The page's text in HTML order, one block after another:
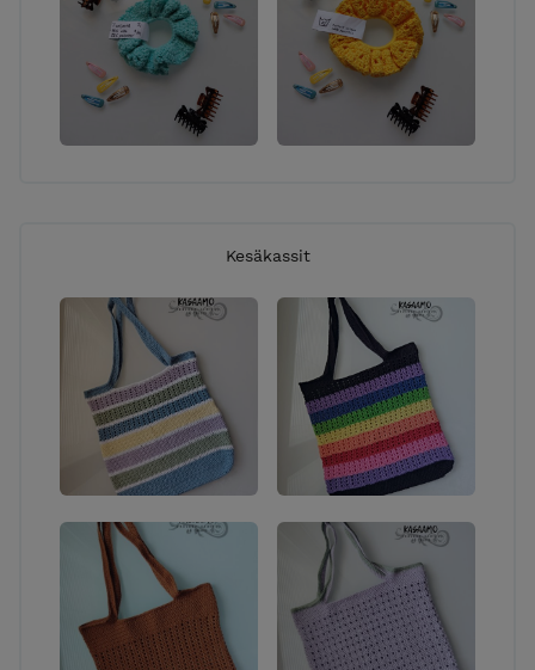
Kesäkassit